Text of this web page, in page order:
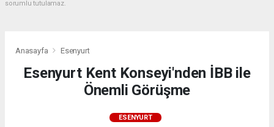
sorumlu tutulamaz.
Anasayfa Esenyurt
Esenyurt Kent Konseyi'nden İBB ile
Önemli Görüşme
ESENYURT